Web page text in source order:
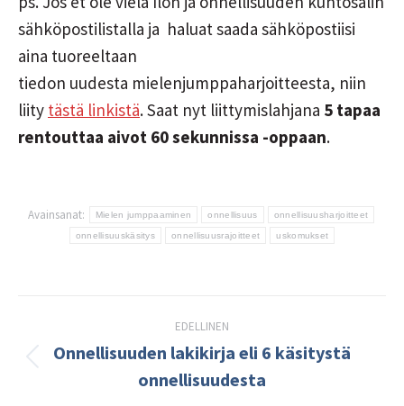
sähköpostilistalla ja haluat saada sähköpostiisi
aina tuoreeltaan
tiedon uudesta mielenjumppaharjoitteesta, niin
liity tästä linkistä. Saat nyt liittymislahjana 5 tapaa
rentouttaa aivot 60 sekunnissa -oppaan.
Avainsanat: Mielen jumppaaminen onnellisuus onnellisuusharjoitteet
onnellisuuskäsitys onnellisuusrajoitteet uskomukset
navigation
EDELLINEN
Edellinen
kirjoitus:
Onnellisuuden lakikirja eli 6 käsitystä
onnellisuudesta